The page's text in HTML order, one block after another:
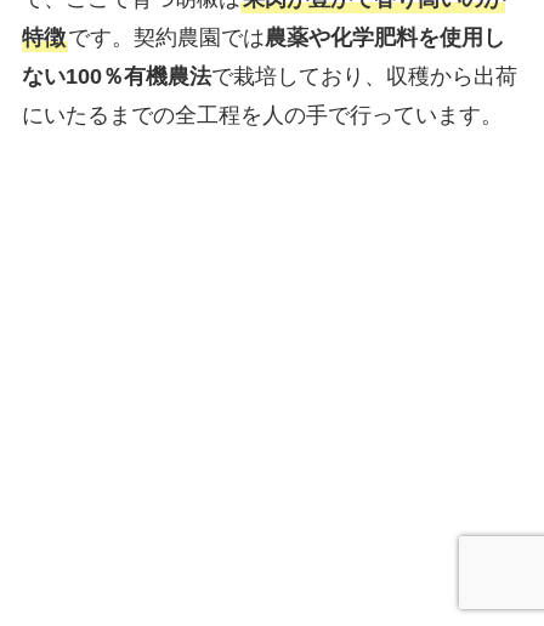
特徴です。契約農園では農薬や化学肥料を使用し
ない100％有機農法で栽培しており、収穫から出荷
にいたるまでの全工程を人の手で行っています。